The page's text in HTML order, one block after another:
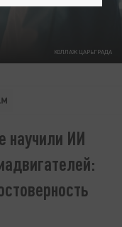
КОЛЛАЖ ЦАРЬГРАДА
научили ИИ